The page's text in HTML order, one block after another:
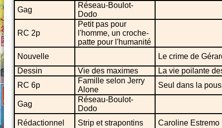
Gag
Réseau-Boulot-
Dodo
RC 2p
Petit pas pour
l'homme, un croche-
patte pour l'humanité
Nouvelle
Le crime de
Dessin
Vie des maximes
La vie poilante
RC 6p
Famille selon Jerry
Alone
Seul dans la
Gag
Réseau-Boulot-
Dodo
Rédactionnel
Strip et strapontins Caroline Estremo